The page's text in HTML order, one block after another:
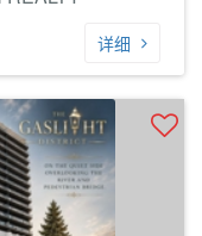
详细